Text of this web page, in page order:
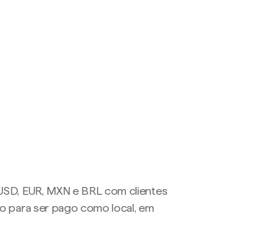
EUR, MXN e BRL com clientes
para ser pago como local, em